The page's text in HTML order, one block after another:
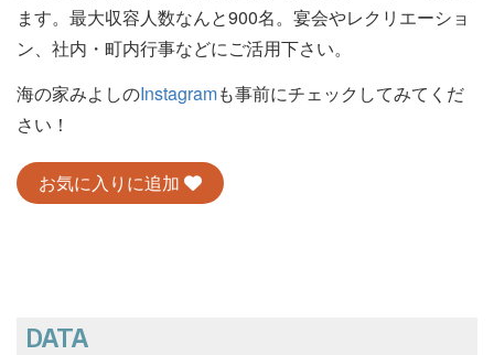
ます。最大収容人数なんと900名。宴会やレクリエーショ
ン、社内・町内行事などにご活用下さい。
海の家みよしのInstagramも事前にチェックしてみてくだ
さい！
お気に入りに追加
DATA